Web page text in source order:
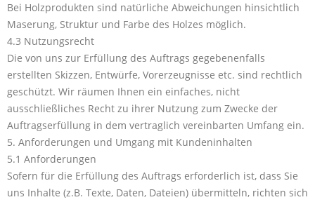
Bei Holzprodukten sind natürliche Abweichungen hinsichtlich
Maserung, Struktur und Farbe des Holzes möglich.
4.3 Nutzungsrecht
Die von uns zur Erfüllung des Auftrags gegebenenfalls
erstellten Skizzen, Entwürfe, Vorerzeugnisse etc. sind rechtlich
geschützt. Wir räumen Ihnen ein einfaches, nicht
ausschließliches Recht zu ihrer Nutzung zum Zwecke der
Auftragserfüllung in dem vertraglich vereinbarten Umfang ein.
5. Anforderungen und Umgang mit Kundeninhalten
5.1 Anforderungen
Sofern für die Erfüllung des Auftrags erforderlich ist, dass Sie
uns Inhalte (z.B. Texte, Daten, Dateien) übermitteln, richten sich